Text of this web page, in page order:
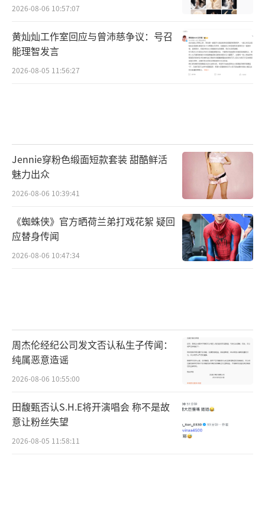
2026-08-06 10:57:07
黄灿灿工作室回应与曾沛慈争议：号召
能理智发言
2026-08-05 11:56:27
Jennie穿粉色缎面短款套装 甜酷鲜活
魅力出众
2026-08-06 10:39:41
《蜘蛛侠》官方晒荷兰弟打戏花絮 疑回
应替身传闻
2026-08-06 10:47:34
周杰伦经纪公司发文否认私生子传闻：
纯属恶意造谣
2026-08-06 10:55:00
田馥甄否认S.H.E将开演唱会 称不是故
意让粉丝失望
2026-08-05 11:58:11